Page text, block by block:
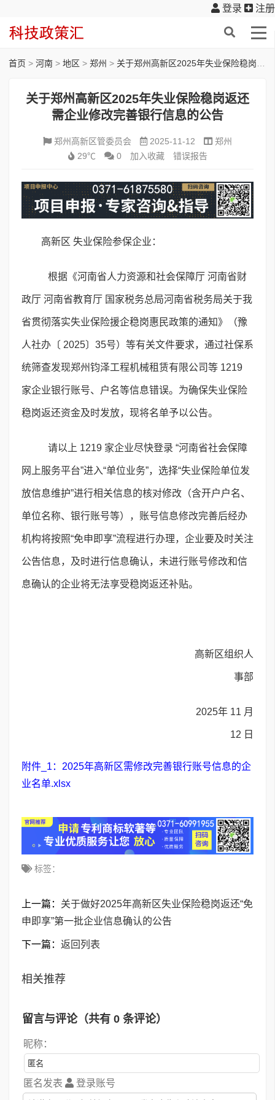
登录 注册
首页 > 河南 > 地区 > 郑州 > 关于郑州高新区2025年失业保险稳岗返还需企业修改完善银行信息的公告
关于郑州高新区2025年失业保险稳岗返还
需企业修改完善银行信息的公告
郑州高新区管委员会 2025-11-12
郑州
29℃
0 加入收藏 错误报告
高新区 失业保险参保企业：
根据《河南省人力资源和社会保障厅 河南省财
政厅 河南省教育厅 国家税务总局河南省税务局关于我
省贯彻落实失业保险援企稳岗惠民政策的通知》（豫
人社办〔 2025〕35号）等有关文件要求，通过社保系
统筛查发现郑州钧泽工程机械租赁有限公司等 1219
家企业银行账号、户名等信息错误。为确保失业保险
稳岗返还资金及时发放，现将名单予以公告。
请以上 1219 家企业尽快登录 “河南省社会保障
网上服务平台”进入“单位业务”，选择“失业保险单位发
放信息维护”进行相关信息的核对修改（含开户户名、
单位名称、银行账号等），账号信息修改完善后经办
机构将按照“免申即享”流程进行办理，企业要及时关注
公告信息，及时进行信息确认，未进行账号修改和信
息确认的企业将无法享受稳岗返还补贴。
高新区组织人
事部
2025年 11 月
12 日
附件_1：2025年高新区需修改完善银行账号信息的企
业名单.xlsx
标签：
上一篇： 关于做好2025年高新区失业保险稳岗返还“免
申即享”第一批企业信息确认的公告
下一篇： 返回列表
相关推荐
留言与评论（共有 0 条评论）
昵称：
匿名发表 登录账号